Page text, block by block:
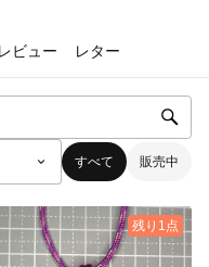
レビュー レター
すべて 販売中
残り1点